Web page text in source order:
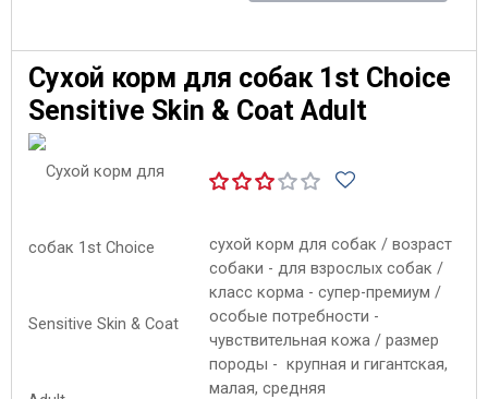
Сухой корм для собак 1st Choice
Sensitive Skin & Coat Adult
сухой корм для собак / возраст
собаки - для взрослых собак /
класс корма - супер-премиум /
особые потребности -
чувствительная кожа / размер
породы - крупная и гигантская,
малая, средняя